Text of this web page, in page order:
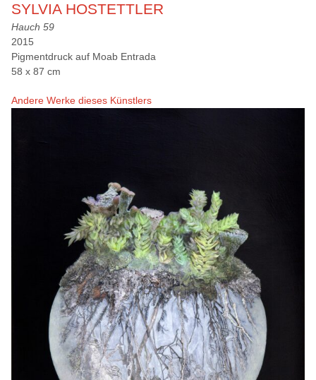
SYLVIA HOSTETTLER
Hauch 59
2015
Pigmentdruck auf Moab Entrada
58 x 87 cm
Andere Werke dieses Künstlers